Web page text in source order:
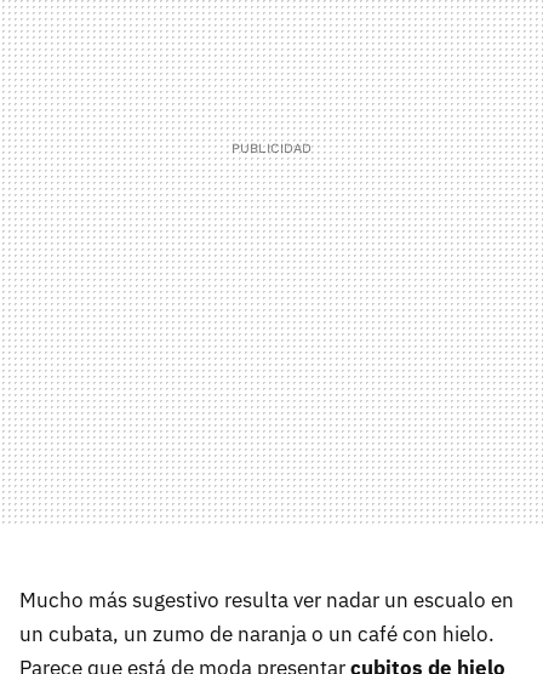
Mucho más sugestivo resulta ver nadar un escualo en
un cubata, un zumo de naranja o un café con hielo.
Parece que está de moda presentarcubitos de hielo